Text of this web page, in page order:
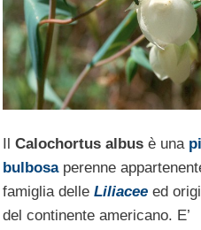
Il Calochortus albusè una
bulbosaperenne
famiglia delle Liliaceeed
del continente americano. E’